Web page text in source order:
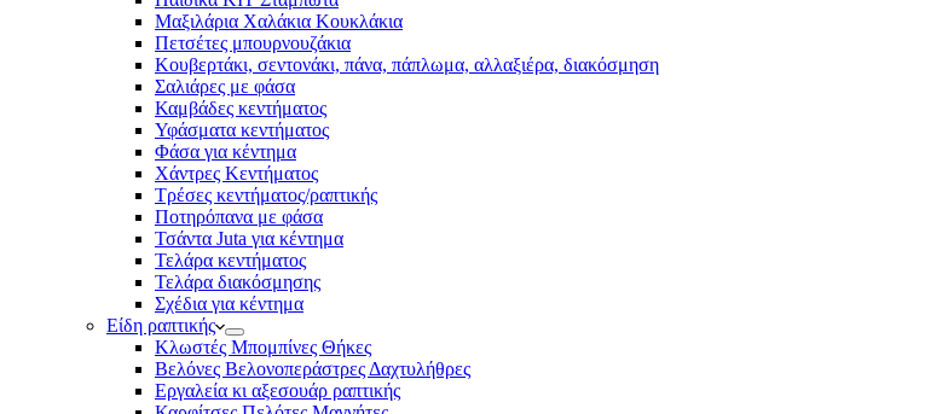
Μαξιλάρια Χαλάκια Κουκλάκια
Πετσέτες μπουρνουζάκια
Κουβερτάκι, σεντονάκι, πάνα, πάπλωμα, αλλαξιέρα, διακόσμηση
Σαλιάρες με φάσα
Καμβάδες κεντήματος
Υφάσματα κεντήματος
Φάσα για κέντημα
Χάντρες Κεντήματος
Τρέσες κεντήματος/ραπτικής
Ποτηρόπανα με φάσα
Τσάντα Juta για κέντημα
Τελάρα κεντήματος
Τελάρα διακόσμησης
Σχέδια για κέντημα
Είδη ραπτικής
Κλωστές Μπομπίνες Θήκες
Βελόνες Βελονοπεράστρες Δαχτυλήθρες
Εργαλεία κι αξεσουάρ ραπτικής